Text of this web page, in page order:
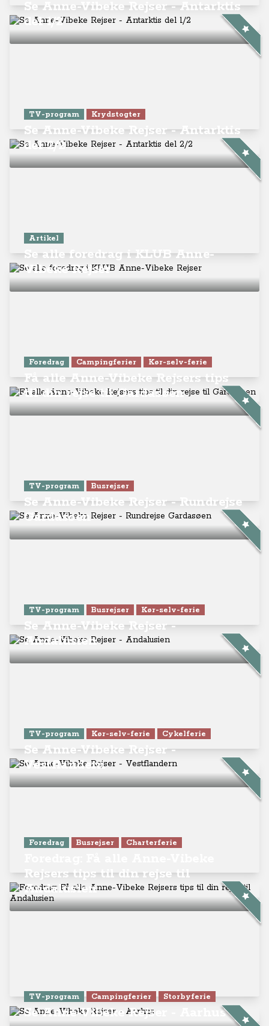
Se Anne-Vibeke Rejser - Antarktis
del 1/2
TV-program Krydstogter
Se Anne-Vibeke Rejser - Antarktis
del 2/2
Artikel
Se alle foredrag i KLUB Anne-
Vibeke Rejser
Foredrag Campingferier Kør-selv-ferie
Få alle Anne-Vibeke Rejsers tips
til din rejse til Gardasøen
TV-program Busrejser
Se Anne-Vibeke Rejser - Rundrejse
Gardasøen
TV-program Busrejser Kør-selv-ferie
Se Anne-Vibeke Rejser -
Andalusien
TV-program Kør-selv-ferie Cykelferie
Se Anne-Vibeke Rejser -
Vestflandern
Foredrag Busrejser Charterferie
Rejsers tips til din rejse til
Andalusien
TV-program Campingferier Storbyferie
Se Anne-Vibeke Rejser - Aarhus